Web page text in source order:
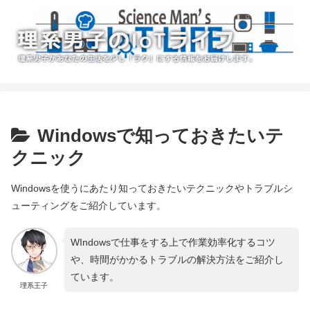
Windowsで知っておきたいテ
クニック
Windowsを使うにあたり知っておきたいテクニックやトラブルシ
ューティングをご紹介しています。
理系王子
WIndowsで仕事をする上で作業効率化するコツ
や、時間がかかるトラブルの解決方法をご紹介し
ています。